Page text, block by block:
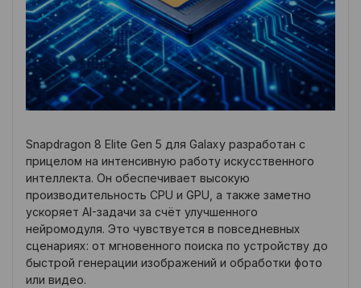
Snapdragon 8 Elite Gen 5 для Galaxy разработан с
прицелом на интенсивную работу искусственного
интеллекта. Он обеспечивает высокую
производительность CPU и GPU, а также заметно
ускоряет AI-задачи за счёт улучшенного
нейромодуля. Это чувствуется в повседневных
сценариях: от мгновенного поиска по устройству до
быстрой генерации изображений и обработки фото
или видео.